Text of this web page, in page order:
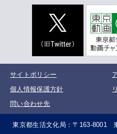
サイトポリシー
個人情報保護方針
問い合わせ先
東京都生活文化局：〒163-8001